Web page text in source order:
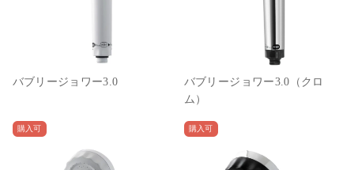
バブリージョワー3.0
バブリージョワー3.0（クロ
ム）
購入可 購入可